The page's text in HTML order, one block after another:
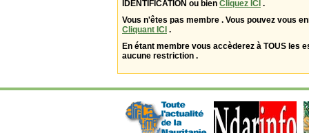
IDENTIFICATION ou bien Cliquez ICI .
Vous n'êtes pas membre . Vous pouvez vous
Cliquant ICI .
En étant membre vous accèderez à TOUS les
aucune restriction .